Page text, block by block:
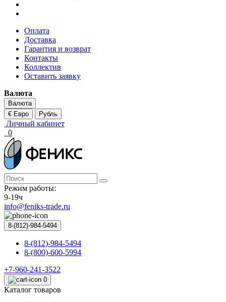
Оплата
Доставка
Гарантия и возврат
Контакты
Коллектив
Оставить заявку
Валюта
Валюта
€ Евро
Рубль
Личный кабинет
0
Режим работы:
9-19ч
info@feniks-trade.ru
8-(812)-984-5494
8-(812)-984-5494
8-(800)-600-5994
+7-960-241-3522
0
Каталог товаров